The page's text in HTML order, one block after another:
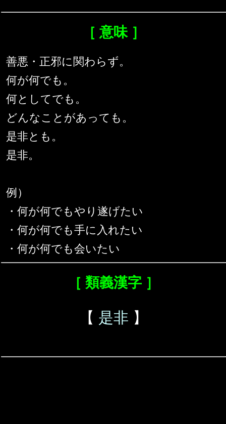
［ 意味 ］
善悪・正邪に関わらず。
何が何でも。
何としてでも。
どんなことがあっても。
是非とも。
是非。
例）
・何が何でもやり遂げたい
・何が何でも手に入れたい
・何が何でも会いたい
［ 類義漢字 ］
【 是非 】